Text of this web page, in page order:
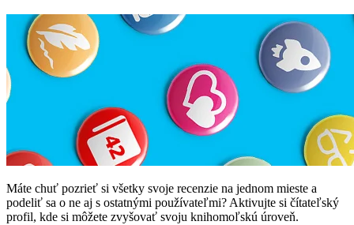
Máte chuť pozrieť si všetky svoje recenzie na jednom mieste a
podeliť sa o ne aj s ostatnými používateľmi? Aktivujte si čítateľský
profil, kde si môžete zvyšovať svoju knihomoľskú úroveň.